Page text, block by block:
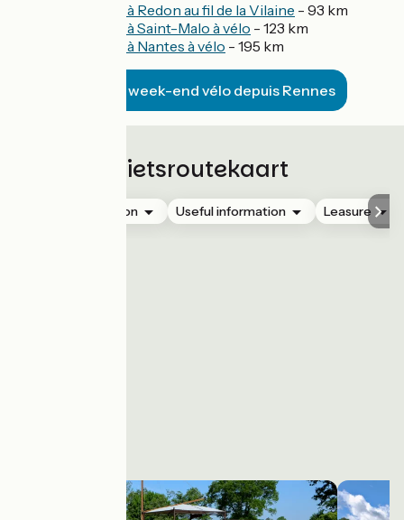
De Rennes à Redon au fil de la Vilaine - 93 km
De Rennes à Saint-Malo à vélo - 123 km
De Rennes à Nantes à vélo - 195 km
10 idées week-end vélo depuis Rennes
Fietsroutekaart
Accommodation Useful information Leasure